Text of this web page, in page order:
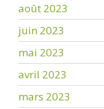
août 2023
juin 2023
mai 2023
avril 2023
mars 2023